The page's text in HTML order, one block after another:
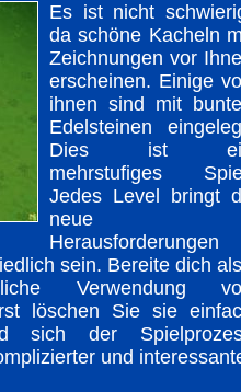
Es ist nicht
da schöne Kacheln
Zeichnungen vor
erscheinen. Einige
ihnen sind mit
Edelsteinen
Dies ist
mehrstufiges
Jedes Level bringt
neue
Herausforderungen
sein. Bereite dich
Verwendung
löschen Sie sie
sich der
und